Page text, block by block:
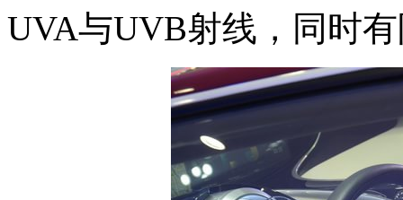
UVA与UVB射线，同时